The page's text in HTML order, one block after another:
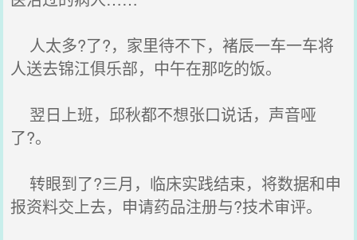
人太多?了?，家里待不下，褚辰一车一车将
人送去锦江俱乐部，中午在那吃的饭。
翌日上班，邱秋都不想张口说话，声音哑
了?。
转眼到了?三月，临床实践结束，将数据和申
报资料交上去，申请药品注册与?技术审评。